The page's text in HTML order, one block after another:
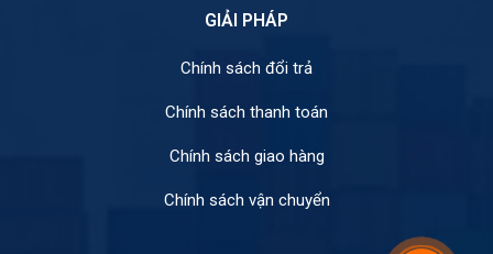
GIẢI PHÁP
Chính sách đổi trả
Chính sách thanh toán
Chính sách giao hàng
Chính sách vận chuyển